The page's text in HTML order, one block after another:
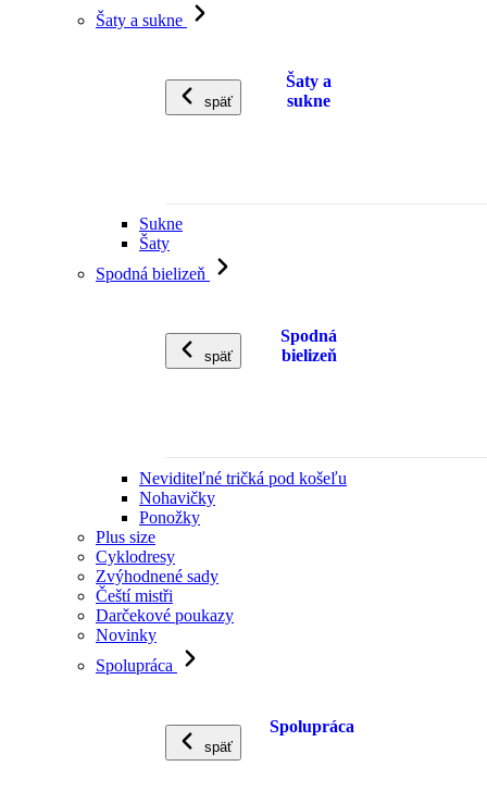
Šaty a sukne
späť
Šaty a
sukne
Sukne
Šaty
Spodná bielizeň
späť
Spodná
bielizeň
Neviditeľné tričká pod košeľu
Nohavičky
Ponožky
Plus size
Cyklodresy
Zvýhodnené sady
Čeští mistři
Darčekové poukazy
Novinky
Spolupráca
späť
Spolupráca